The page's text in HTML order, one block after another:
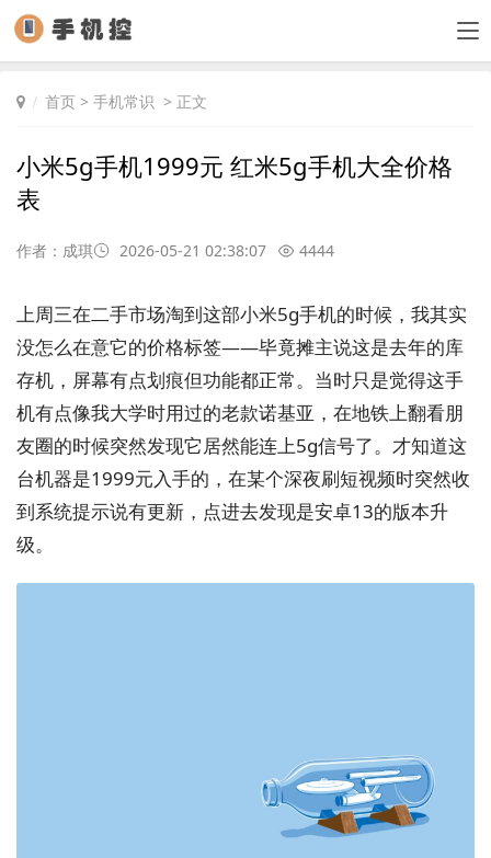
首页 > 手机常识 > 正文
小米5g手机1999元 红米5g手机大全价格
表
作者：成琪 2026-05-21 02:38:07 4444
上周三在二手市场淘到这部小米5g手机的时候，我其实
没怎么在意它的价格标签——毕竟摊主说这是去年的库
存机，屏幕有点划痕但功能都正常。当时只是觉得这手
机有点像我大学时用过的老款诺基亚，在地铁上翻看朋
友圈的时候突然发现它居然能连上5g信号了。才知道这
台机器是1999元入手的，在某个深夜刷短视频时突然收
到系统提示说有更新，点进去发现是安卓13的版本升
级。